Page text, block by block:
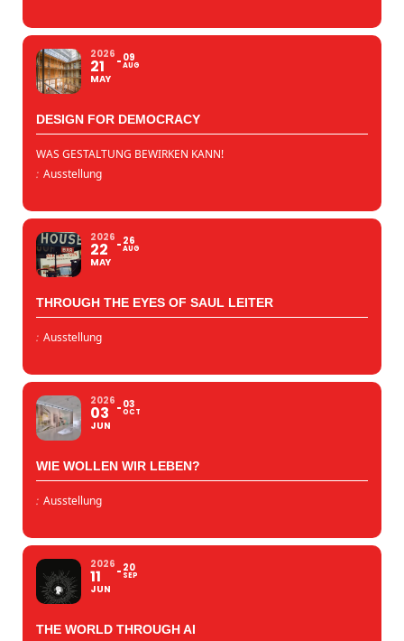
2026
21
MAY
09
AUG
DESIGN FOR DEMOCRACY
WAS GESTALTUNG BEWIRKEN KANN!
: Ausstellung
2026
22
MAY
26
AUG
THROUGH THE EYES OF SAUL LEITER
: Ausstellung
2026
03
JUN
03
OCT
WIE WOLLEN WIR LEBEN?
: Ausstellung
2026
11
JUN
20
SEP
THE WORLD THROUGH AI